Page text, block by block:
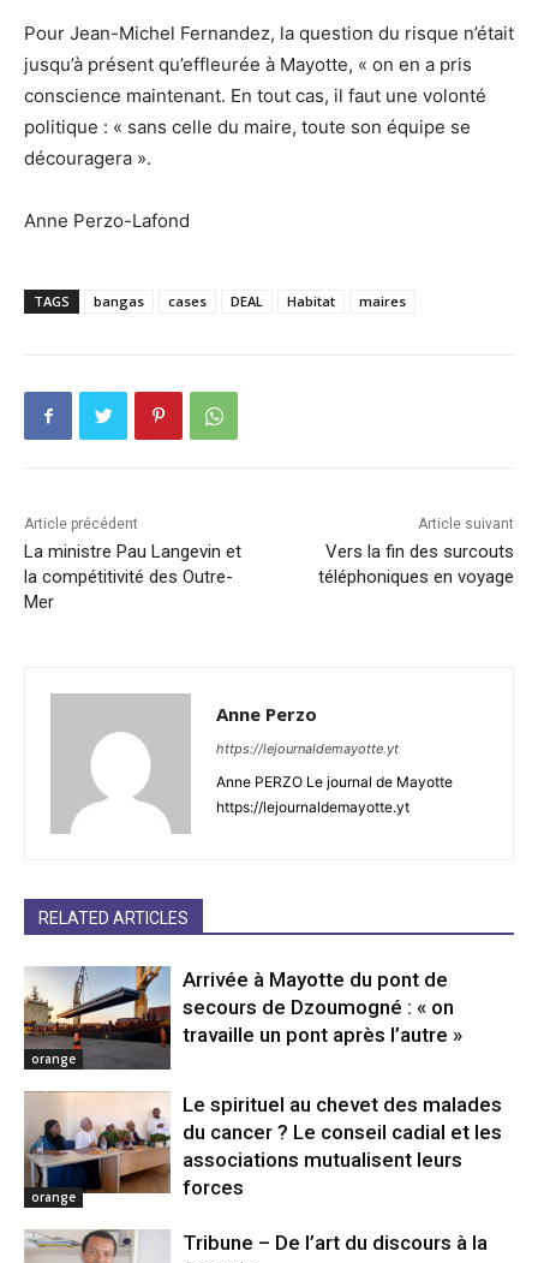
Pour Jean-Michel Fernandez, la question du risque n’était
jusqu’à présent qu’effleurée à Mayotte, « on en a pris
conscience maintenant. En tout cas, il faut une volonté
politique : « sans celle du maire, toute son équipe se
découragera ».
Anne Perzo-Lafond
TAGS bangas cases DEAL Habitat maires
Article précédent
La ministre Pau Langevin et
la compétitivité des Outre-
Mer
Article suivant
Vers la fin des surcouts
téléphoniques en voyage
Anne Perzo
https://lejournaldemayotte.yt
Anne PERZO Le journal de Mayotte
https://lejournaldemayotte.yt
RELATED ARTICLES
orange
Arrivée à Mayotte du pont de
secours de Dzoumogné : « on
travaille un pont après l’autre »
orange
Le spirituel au chevet des malades
du cancer ? Le conseil cadial et les
associations mutualisent leurs
forces
Tribune – De l’art du discours à la